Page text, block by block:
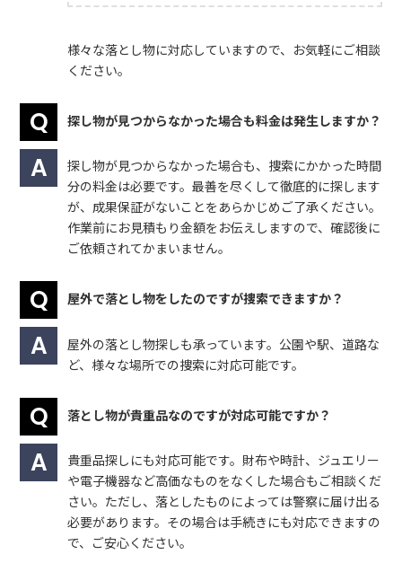
様々な落とし物に対応していますので、お気軽にご相談
ください。
探し物が見つからなかった場合も料金は発生しますか？
探し物が見つからなかった場合も、捜索にかかった時間
分の料金は必要です。最善を尽くして徹底的に探します
が、成果保証がないことをあらかじめご了承ください。
作業前にお見積もり金額をお伝えしますので、確認後に
ご依頼されてかまいません。
屋外で落とし物をしたのですが捜索できますか？
屋外の落とし物探しも承っています。公園や駅、道路な
ど、様々な場所での捜索に対応可能です。
落とし物が貴重品なのですが対応可能ですか？
貴重品探しにも対応可能です。財布や時計、ジュエリー
や電子機器など高価なものをなくした場合もご相談くだ
さい。ただし、落としたものによっては警察に届け出る
必要があります。その場合は手続きにも対応できますの
で、ご安心ください。